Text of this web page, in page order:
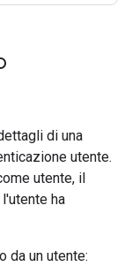
di una
utente.
utente, il
ha
da un utente: